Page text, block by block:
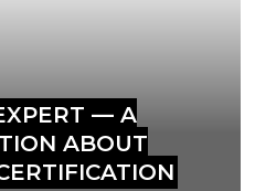
— A
ABOUT